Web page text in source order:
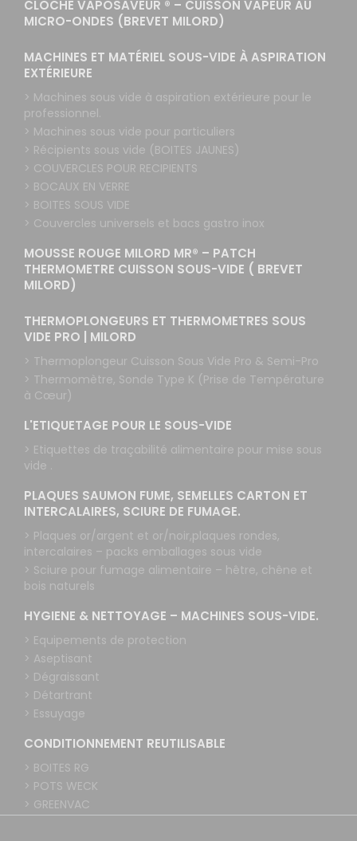
CLOCHE VAPOSAVEUR ® – CUISSON VAPEUR AU
MICRO-ONDES (BREVET MILORD)
MACHINES ET MATÉRIEL SOUS-VIDE À ASPIRATION
EXTÉRIEURE
> Machines sous vide à aspiration extérieure pour le
professionnel.
> Machines sous vide pour particuliers
> Récipients sous vide (BOITES JAUNES)
> COUVERCLES POUR RECIPIENTS
> BOCAUX EN VERRE
> BOITES SOUS VIDE
> Couvercles universels et bacs gastro inox
MOUSSE ROUGE MILORD MR® – PATCH
THERMOMETRE CUISSON SOUS-VIDE ( BREVET
MILORD)
THERMOPLONGEURS ET THERMOMETRES SOUS
VIDE PRO | MILORD
> Thermoplongeur Cuisson Sous Vide Pro & Semi-Pro
> Thermomètre, Sonde Type K (Prise de Température
à Cœur)
L'ETIQUETAGE POUR LE SOUS-VIDE
> Etiquettes de traçabilité alimentaire pour mise sous
vide .
PLAQUES SAUMON FUME, SEMELLES CARTON ET
INTERCALAIRES, SCIURE DE FUMAGE.
> Plaques or/argent et or/noir,plaques rondes,
intercalaires – packs emballages sous vide
> Sciure pour fumage alimentaire – hêtre, chêne et
bois naturels
HYGIENE & NETTOYAGE – MACHINES SOUS-VIDE.
> Equipements de protection
> Aseptisant
> Dégraissant
> Détartrant
> Essuyage
CONDITIONNEMENT REUTILISABLE
> BOITES RG
> POTS WECK
> GREENVAC